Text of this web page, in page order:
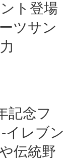
ト登場
ツサン
記念フ
イレブン
伝統野